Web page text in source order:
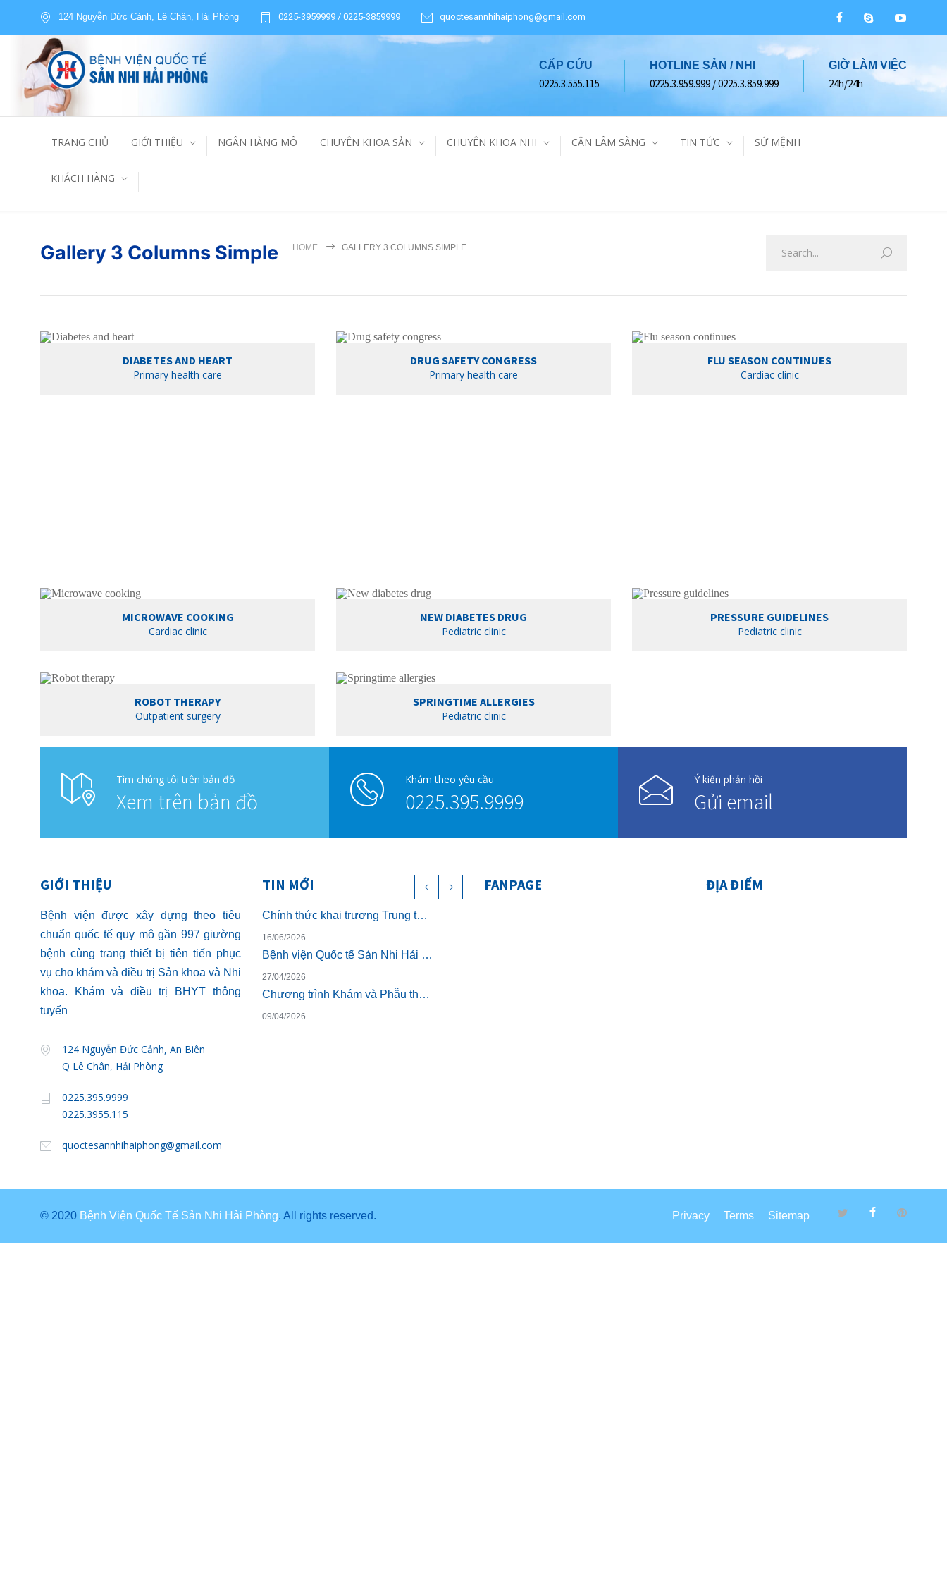
124 Nguyễn Đức Cảnh, Lê Chân, Hải Phòng 0225-3959999 / 0225-3859999 quoctesannhihaiphong@gmail.com
CẤP CỨU
0225.3.555.115
HOTLINE SẢN / NHI
0225.3.959.999 / 0225.3.859.999
GIỜ LÀM VIỆC
24h/24h
TRANG CHỦ GIỚI THIỆU NGÂN HÀNG MÔ CHUYÊN KHOA SẢN CHUYÊN KHOA NHI CẬN LÂM SÀNG TIN TỨC SỨ MỆNH
KHÁCH HÀNG
Gallery 3 Columns Simple HOME GALLERY 3 COLUMNS SIMPLE
DIABETES AND HEART
Primary health care
DRUG SAFETY CONGRESS
Primary health care
FLU SEASON CONTINUES
Cardiac clinic
MICROWAVE COOKING
Cardiac clinic
NEW DIABETES DRUG
Pediatric clinic
PRESSURE GUIDELINES
Pediatric clinic
ROBOT THERAPY
Outpatient surgery
SPRINGTIME ALLERGIES
Pediatric clinic
Tìm chúng tôi trên bản đồ
Xem trên bản đồ
Khám theo yêu cầu
0225.395.9999
Ý kiến phản hồi
Gửi email
GIỚI THIỆU
Bệnh viện được xây dựng theo tiêu
chuẩn quốc tế quy mô gần 997 giường
bệnh cùng trang thiết bị tiên tiến phục
vụ cho khám và điều trị Sản khoa và Nhi
khoa. Khám và điều trị BHYT thông
tuyến
124 Nguyễn Đức Cảnh, An Biên
Q Lê Chân, Hải Phòng
0225.395.9999
0225.3955.115
quoctesannhihaiphong@gmail.com
TIN MỚI
Chính thức khai trương Trung tâm Nghỉ dưỡng ở cữ cao cấp The Nest – Luxury Postpartum & Retreat
16/06/2026
Bệnh viện Quốc tế Sản Nhi Hải Phòng chính thức triển khai khám sức khỏe theo Thông tư 32/2023/TT-BYT
27/04/2026
Chương trình Khám và Phẫu thuật nhân đạo cho trẻ bị dị tật khe hở môi miễn phí
09/04/2026
FANPAGE ĐỊA ĐIỂM
© 2020 Bệnh Viện Quốc Tế Sản Nhi Hải Phòng. All rights reserved. Privacy Terms Sitemap